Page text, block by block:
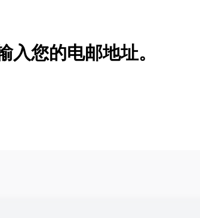
入您的电邮地址。